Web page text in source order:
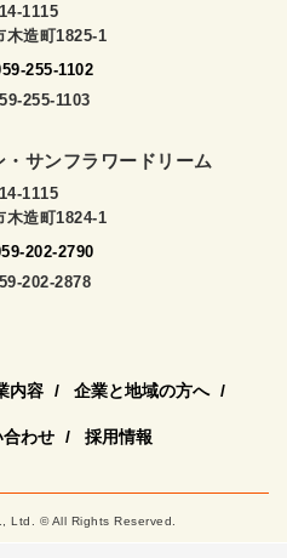
1115
木造町1825-1
255-1102
255-1103
サンフラワードリーム
1115
木造町1824-1
202-2790
202-2878
内容 企業と地域の方へ
合わせ 採用情報
Ltd. © All Rights Reserved.